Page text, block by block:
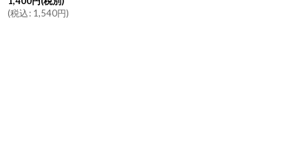
(税込: 1,540円)